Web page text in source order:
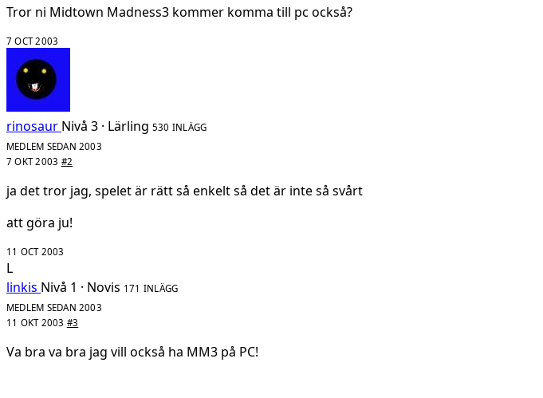
Tror ni Midtown Madness3 kommer komma till pc också?
7 OCT 2003
rinosaur Nivå 3 · Lärling 530 INLÄGG
MEDLEM SEDAN 2003
7 OKT 2003 #2
ja det tror jag, spelet är rätt så enkelt så det är inte så svårt
att göra ju!
11 OCT 2003
L
linkis Nivå 1 · Novis 171 INLÄGG
MEDLEM SEDAN 2003
11 OKT 2003 #3
Va bra va bra jag vill också ha MM3 på PC!